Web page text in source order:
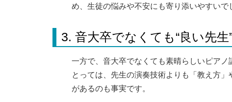
め、生徒の悩みや不安にも寄り添いやすいで
3. 音大卒でなくても“良い先
一方で、音大卒でなくても素晴らしいピア
とっては、先生の演奏技術よりも「教え方
があるのも事実です。